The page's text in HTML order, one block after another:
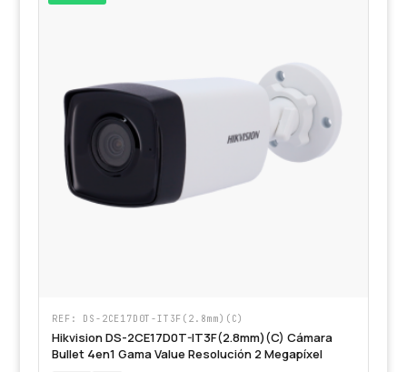
REF: DS-2CE17D0T-IT3F(2.8mm)(C)
Hikvision DS-2CE17D0T-IT3F(2.8mm)(C) Cámara
Bullet 4en1 Gama Value Resolución 2 Megapíxel